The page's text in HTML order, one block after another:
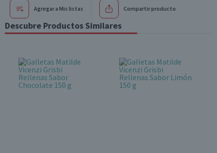
Agregar a Mis listas Compartir producto
Descubre Productos Similares